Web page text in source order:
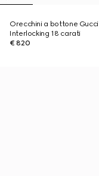
Orecchini a bottone Gucci
Interlocking 18 carati
€ 820